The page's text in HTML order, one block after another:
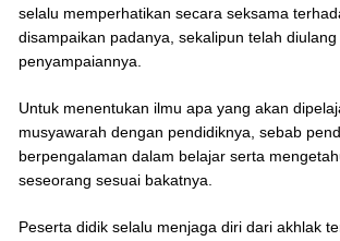
selalu memperhatikan secara seksama
disampaikan padanya, sekalipun telah
penyampaiannya.
Untuk menentukan ilmu apa yang akan
musyawarah dengan pendidiknya, sebab
berpengalaman dalam belajar serta
seseorang sesuai bakatnya.
Peserta didik selalu menjaga diri dari akhlak